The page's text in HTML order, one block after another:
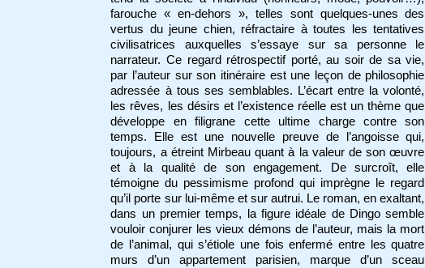
farouche « en-dehors », telles sont quelques-unes des
vertus du jeune chien, réfractaire à toutes les tentatives
civilisatrices auxquelles s’essaye sur sa personne le
narrateur. Ce regard rétrospectif porté, au soir de sa vie,
par l’auteur sur son itinéraire est une leçon de philosophie
adressée à tous ses semblables. L’écart entre la volonté,
les rêves, les désirs et l’existence réelle est un thème que
développe en filigrane cette ultime charge contre son
temps. Elle est une nouvelle preuve de l’angoisse qui,
toujours, a étreint Mirbeau quant à la valeur de son œuvre
et à la qualité de son engagement. De surcroît, elle
témoigne du pessimisme profond qui imprègne le regard
qu’il porte sur lui-même et sur autrui. Le roman, en exaltant,
dans un premier temps, la figure idéale de Dingo semble
vouloir conjurer les vieux démons de l’auteur, mais la mort
de l’animal, qui s’étiole une fois enfermé entre les quatre
murs d’un appartement parisien, marque d’un sceau